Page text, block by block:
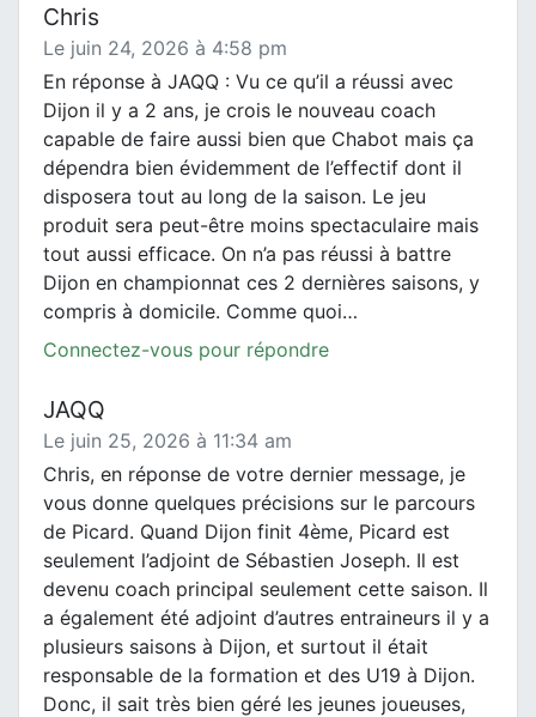
Chris
Le juin 24, 2026 à 4:58 pm
En réponse à JAQQ : Vu ce qu’il a réussi avec
Dijon il y a 2 ans, je crois le nouveau coach
capable de faire aussi bien que Chabot mais ça
dépendra bien évidemment de l’effectif dont il
disposera tout au long de la saison. Le jeu
produit sera peut-être moins spectaculaire mais
tout aussi efficace. On n’a pas réussi à battre
Dijon en championnat ces 2 dernières saisons, y
compris à domicile. Comme quoi…
Connectez-vous pour répondre
JAQQ
Le juin 25, 2026 à 11:34 am
Chris, en réponse de votre dernier message, je
vous donne quelques précisions sur le parcours
de Picard. Quand Dijon finit 4ème, Picard est
seulement l’adjoint de Sébastien Joseph. Il est
devenu coach principal seulement cette saison. Il
a également été adjoint d’autres entraineurs il y a
plusieurs saisons à Dijon, et surtout il était
responsable de la formation et des U19 à Dijon.
Donc, il sait très bien géré les jeunes joueuses,